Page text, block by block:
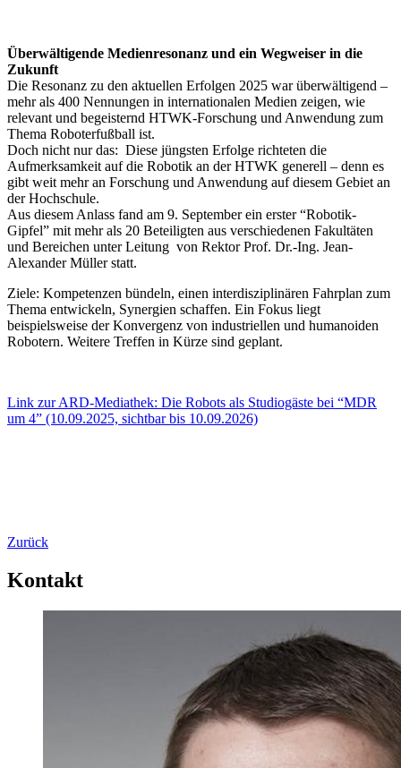
Überwältigende Medienresonanz und ein Wegweiser in die
Zukunft
Die Resonanz zu den aktuellen Erfolgen 2025 war überwältigend –
mehr als 400 Nennungen in internationalen Medien zeigen, wie
relevant und begeisternd HTWK-Forschung und Anwendung zum
Thema Roboterfußball ist.
Doch nicht nur das: Diese jüngsten Erfolge richteten die
Aufmerksamkeit auf die Robotik an der HTWK generell – denn es
gibt weit mehr an Forschung und Anwendung auf diesem Gebiet an
der Hochschule.
Aus diesem Anlass fand am 9. September ein erster “Robotik-
Gipfel” mit mehr als 20 Beteiligten aus verschiedenen Fakultäten
und Bereichen unter Leitung von Rektor Prof. Dr.-Ing. Jean-
Alexander Müller statt.
Ziele: Kompetenzen bündeln, einen interdisziplinären Fahrplan zum
Thema entwickeln, Synergien schaffen. Ein Fokus liegt
beispielsweise der Konvergenz von industriellen und humanoiden
Robotern. Weitere Treffen in Kürze sind geplant.
Link zur ARD-Mediathek: Die Robots als Studiogäste bei “MDR
um 4” (10.09.2025, sichtbar bis 10.09.2026)
Zurück
Kontakt